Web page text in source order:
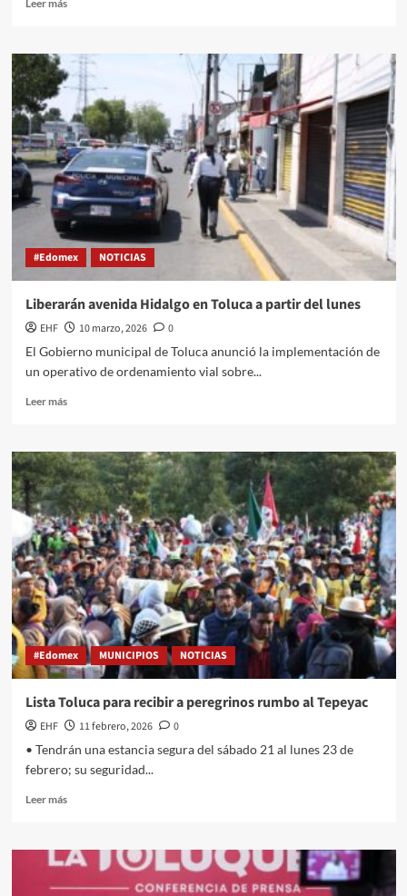
Leer más
#Edomex NOTICIAS
Liberarán avenida Hidalgo en Toluca a partir del lunes
EHF 10 marzo, 2026
0
El Gobierno municipal de Toluca anunció la implementación de
un operativo de ordenamiento vial sobre...
Leer más
#Edomex MUNICIPIOS NOTICIAS
Lista Toluca para recibir a peregrinos rumbo al Tepeyac
EHF 11 febrero, 2026
0
• Tendrán una estancia segura del sábado 21 al lunes 23 de
febrero; su seguridad...
Leer más